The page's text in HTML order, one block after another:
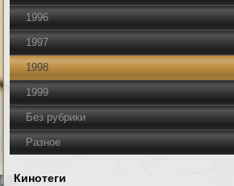
1996
1997
1998
1999
Без рубрики
Разное
Кинотеги